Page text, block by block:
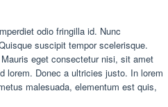
odio fringilla id. Nunc
suscipit tempor scelerisque.
eget consectetur nisi, sit amet
lorem. Donec a ultricies justo. In lorem
malesuada, elementum est quis,